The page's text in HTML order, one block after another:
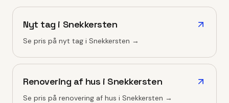
Nyt tag i Snekkersten
Se pris på nyt tag i Snekkersten →
Renovering af hus i Snekkersten
Se pris på renovering af hus i Snekkersten →